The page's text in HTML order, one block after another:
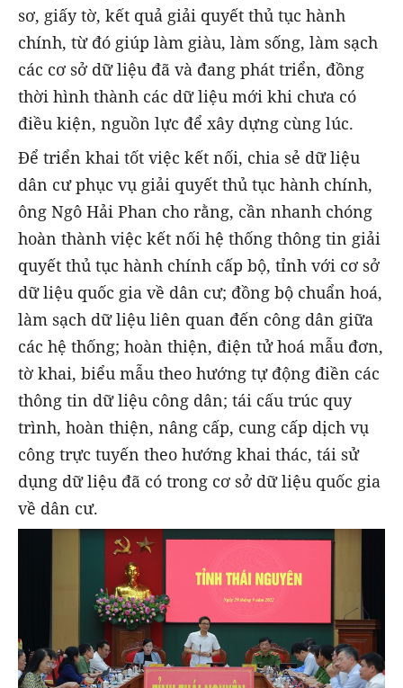
sơ, giấy tờ, kết quả giải quyết thủ tục hành
chính, từ đó giúp làm giàu, làm sống, làm sạch
các cơ sở dữ liệu đã và đang phát triển, đồng
thời hình thành các dữ liệu mới khi chưa có
điều kiện, nguồn lực để xây dựng cùng lúc.
Để triển khai tốt việc kết nối, chia sẻ dữ liệu
dân cư phục vụ giải quyết thủ tục hành chính,
ông Ngô Hải Phan cho rằng, cần nhanh chóng
hoàn thành việc kết nối hệ thống thông tin giải
quyết thủ tục hành chính cấp bộ, tỉnh với cơ sở
dữ liệu quốc gia về dân cư; đồng bộ chuẩn hoá,
làm sạch dữ liệu liên quan đến công dân giữa
các hệ thống; hoàn thiện, điện tử hoá mẫu đơn,
tờ khai, biểu mẫu theo hướng tự động điền các
thông tin dữ liệu công dân; tái cấu trúc quy
trình, hoàn thiện, nâng cấp, cung cấp dịch vụ
công trực tuyến theo hướng khai thác, tái sử
dụng dữ liệu đã có trong cơ sở dữ liệu quốc gia
về dân cư.